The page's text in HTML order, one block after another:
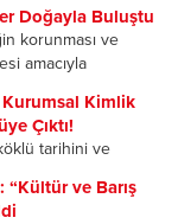
öğrencilerin
Kaymakam
gelen olayda.
25 yaşındaki
gözden...
Doğayla Buluştu
korunması ve
amacıyla
doğal yaşam
Koruma ve Milli
Kurumsal Kimlik
Çıktı!
tarihini ve
eski logodaki çok
kahverengi
“Kültür ve Barış